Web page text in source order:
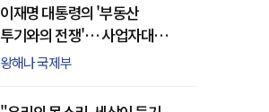
이재명 대통령의 '부동산
투기와의 전쟁'… 사업자대출
'칼날' 들이댔다
왕해나 국제부